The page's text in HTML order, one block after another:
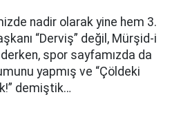
nadir olarak yine hem 3.
“Derviş” değil, Mürşid-i
spor sayfamızda da
yapmış ve “Çöldeki
demiştik…